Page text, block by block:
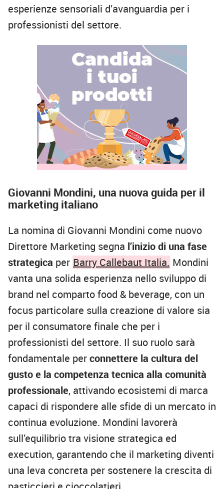
esperienze sensoriali d’avanguardia per i
professionisti del settore.
Giovanni Mondini, una nuova guida per il
marketing italiano
La nomina di Giovanni Mondini come nuovo
Direttore Marketing segna l’inizio di una fase
strategica per Barry Callebaut Italia. Mondini
vanta una solida esperienza nello sviluppo di
brand nel comparto food & beverage, con un
focus particolare sulla creazione di valore sia
per il consumatore finale che per i
professionisti del settore. Il suo ruolo sarà
fondamentale perconnettere la cultura del
gustoe la competenza tecnica alla comunità
professionale, attivando ecosistemi di marca
capaci di rispondere alle sfide di un mercato in
continua evoluzione. Mondini lavorerà
sull’equilibrio tra visione strategica ed
execution, garantendo che il marketing diventi
una leva concreta per sostenere la crescita di
pasticcieri e cioccolatieri.